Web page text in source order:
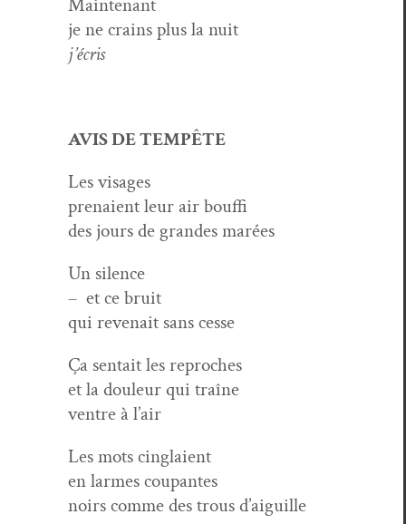
Main­tenant
je ne crains plus la nuit
j’écris
AVIS DE TEMPÊTE
Les vis­ages
pre­naient leur air bouffi
des jours de grandes marées
Un silence
– et ce bruit
qui reve­nait sans cesse
Ça sen­tait les reproches
et la douleur qui traîne
ven­tre à l’air
Les mots cinglaient
en larmes coupantes
noirs comme des trous d’aiguille